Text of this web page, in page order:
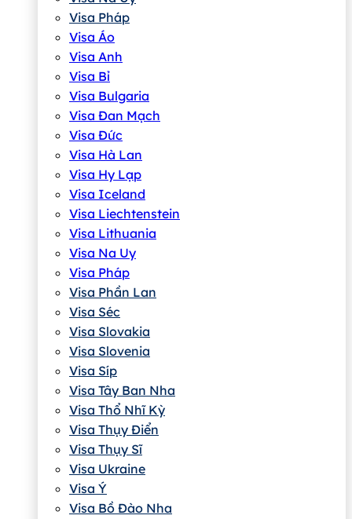
Visa Pháp
Visa Áo
Visa Anh
Visa Bỉ
Visa Bulgaria
Visa Đan Mạch
Visa Đức
Visa Hà Lan
Visa Hy Lạp
Visa Iceland
Visa Liechtenstein
Visa Lithuania
Visa Na Uy
Visa Pháp
Visa Phần Lan
Visa Séc
Visa Slovakia
Visa Slovenia
Visa Síp
Visa Tây Ban Nha
Visa Thổ Nhĩ Kỳ
Visa Thụy Điển
Visa Thụy Sĩ
Visa Ukraine
Visa Ý
Visa Bồ Đào Nha